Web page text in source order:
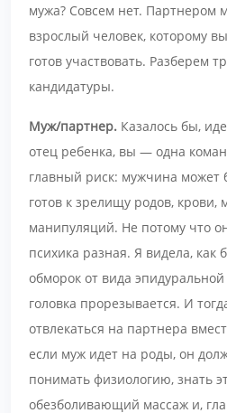
мужа? Совсем нет. Партнером
взрослый человек, которому
готов участвовать. Разберем
кандидатуры.
Муж/партнер. Казалось бы,
отец ребенка, вы — одна
главный риск: мужчина может
готов к зрелищу родов, крови,
манипуляций. Не потому что
психика разная. Я видела,
обморок от вида
головка прорезывается. И
отвлекаться на партнера
если муж идет на роды, он
понимать физиологию, знать
обезболивающий массаж и,